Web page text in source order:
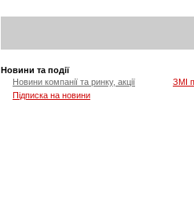
Новини та події
Новини компанії та ринку, акції
ЗМІ
Підписка на новини